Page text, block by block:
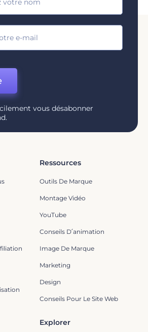
vous désabonner
Ressources
Outils De Marque
Montage Vidéo
YouTube
Conseils D՛animation
Image De Marque
Marketing
Design
Conseils Pour Le Site Web
Explorer